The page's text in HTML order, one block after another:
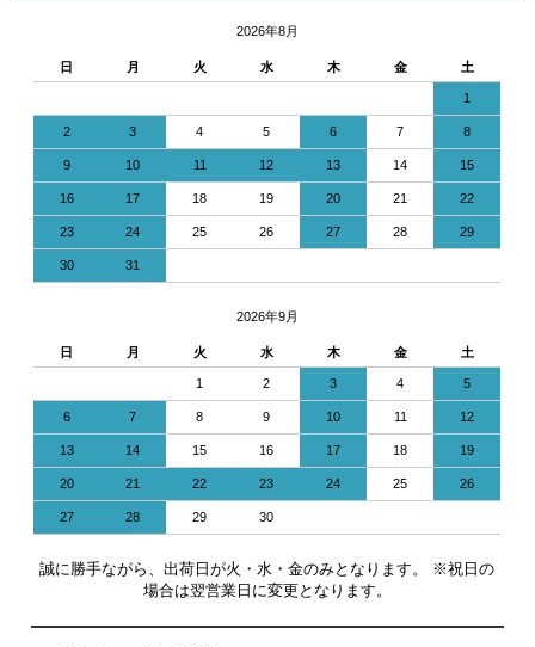
2026年8月
日 月 火 水 木 金 土
1
2 3 4 5 6 7 8
9 10 11 12 13 14 15
16 17 18 19 20 21 22
23 24 25 26 27 28 29
30 31
2026年9月
日 月 火 水 木 金 土
1 2 3 4 5
6 7 8 9 10 11 12
13 14 15 16 17 18 19
20 21 22 23 24 25 26
27 28 29 30
誠に勝手ながら、出荷日が火・水・金のみとなります。 ※祝日の
場合は翌営業日に変更となります。